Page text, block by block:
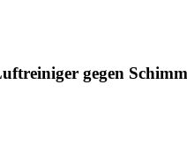
gegen